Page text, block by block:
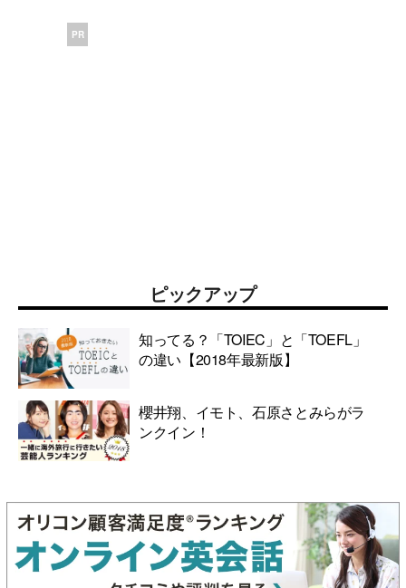
PR
ピックアップ
知ってる？「TOIEC」と「TOEFL」
の違い【2018年最新版】
櫻井翔、イモト、石原さとみらがラ
ンクイン！